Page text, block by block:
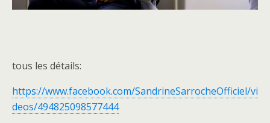
tous les détails:
https://www.facebook.com/SandrineSarrocheOfficiel/vi
deos/494825098577444